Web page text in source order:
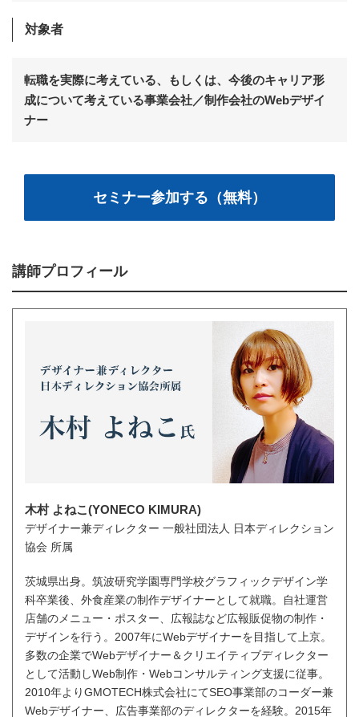
対象者
転職を実際に考えている、もしくは、今後のキャリア形
成について考えている事業会社／制作会社のWebデザイ
ナー
セミナー参加する（無料）
講師プロフィール
木村 よねこ(YONECO KIMURA)
デザイナー兼ディレクター 一般社団法人 日本ディレクション
協会 所属
茨城県出身。筑波研究学園専門学校グラフィックデザイン学
科卒業後、外食産業の制作デザイナーとして就職。自社運営
店舗のメニュー・ポスター、広報誌など広報販促物の制作・
デザインを行う。2007年にWebデザイナーを目指して上京。
多数の企業でWebデザイナー＆クリエイティブディレクター
として活動しWeb制作・Webコンサルティング支援に従事。
2010年よりGMOTECH株式会社にてSEO事業部のコーダー兼
Webデザイナー、広告事業部のディレクターを経験。2015年